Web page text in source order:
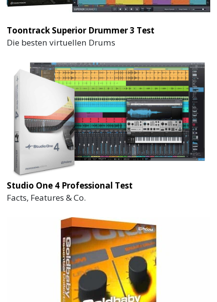
Toontrack Superior Drummer 3 Test
Die besten virtuellen Drums
Studio One 4 Professional Test
Facts, Features & Co.